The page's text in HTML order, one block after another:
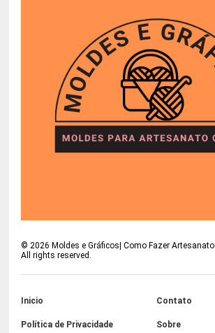
©2026 Moldes e Gráficos| Como Fazer Artesanato
All rights reserved.
Inicio Contato
Política de Privacidade Sobre